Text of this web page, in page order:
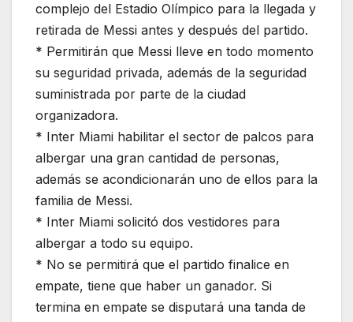
complejo del Estadio Olímpico para la llegada y
retirada de Messi antes y después del partido.
* Permitirán que Messi lleve en todo momento
su seguridad privada, además de la seguridad
suministrada por parte de la ciudad
organizadora.
* Inter Miami habilitar el sector de palcos para
albergar una gran cantidad de personas,
además se acondicionarán uno de ellos para la
familia de Messi.
* Inter Miami solicitó dos vestidores para
albergar a todo su equipo.
* No se permitirá que el partido finalice en
empate, tiene que haber un ganador. Si
termina en empate se disputará una tanda de